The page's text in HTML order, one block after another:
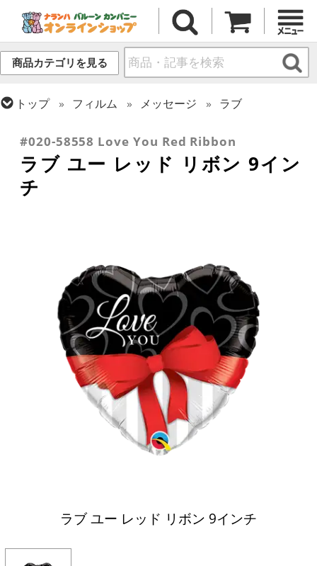
商品カテゴリを見る
トップ フィルム メッセージ
ラブ
バレンタイン
#020-58558 Love You Red Ribbon
ラブ ユー レッド リボン 9イン
チ
ラブ ユー レッド リボン 9インチ